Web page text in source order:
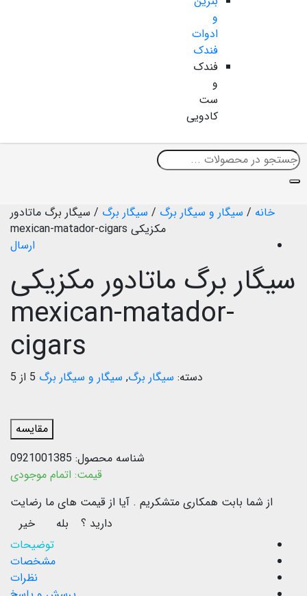
و
ادوات
فندک
فندک
و
ست
کادویی
خانه / سیگار و سیگار برگ / سیگار برگ / سیگار برگ ماتادور
مکزیکی mexican-matador-cigars
ارسال
سیگار برگ ماتادور مکزیکی
mexican-matador-
cigars
دسته: سیگار برگ, سیگار و سیگار برگ 5 از 5
مقایسه
شناسه محصول: 0921001385
قیمت: اتمام موجودی
از شما بابت همکاری متشکریم . آیا از قیمت های ما رضایت
دارید ؟
بله
خیر
توضیحات
مشخصات
نظرات